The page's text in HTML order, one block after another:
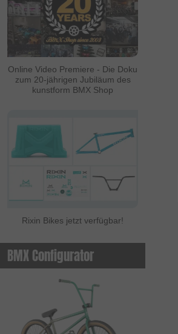
Online Video Premiere - Die Doku
zum 20-jährigen Jubiläum des
kunstform BMX Shop
Rixin Bikes jetzt verfügbar!
BMX Configurator